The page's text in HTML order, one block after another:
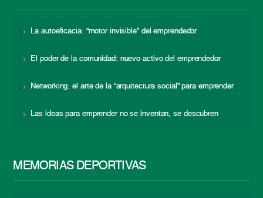
La autoeficacia: “motor invisible” del emprendedor
El poder de la comunidad: nuevo activo del emprendedor
Networking: el arte de la “arquitectura social” para emprender
Las ideas para emprender no se inventan, se descubren
MEMORIAS DEPORTIVAS